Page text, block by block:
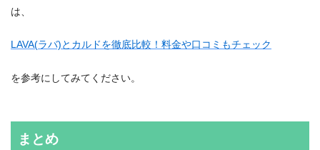
は、
LAVA(ラバ)とカルドを徹底比較！料金や口コミもチェック
を参考にしてみてください。
まとめ